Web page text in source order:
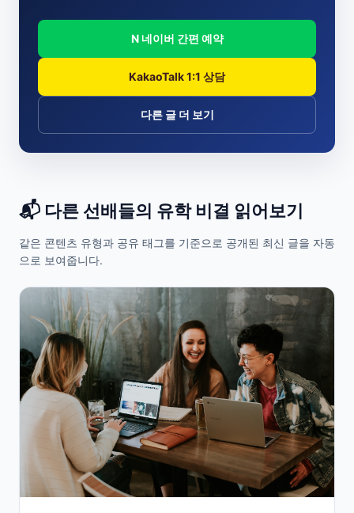
N 네이버 간편 예약
KakaoTalk 1:1 상담
다른 글 더 보기
📬 다른 선배들의 유학 비결 읽어보기
같은 콘텐츠 유형과 공유 태그를 기준으로 공개된 최신 글을 자동
으로 보여줍니다.